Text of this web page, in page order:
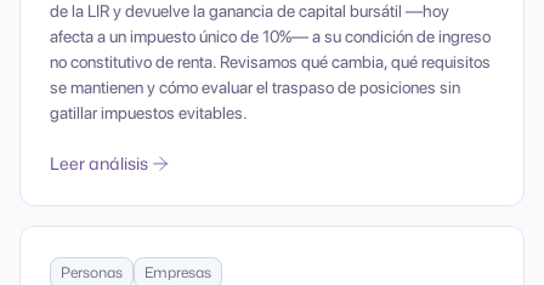
de la LIR y devuelve la ganancia de capital bursátil —hoy
afecta a un impuesto único de 10%— a su condición de ingreso
no constitutivo de renta. Revisamos qué cambia, qué requisitos
se mantienen y cómo evaluar el traspaso de posiciones sin
gatillar impuestos evitables.
Leer análisis
Personas Empresas